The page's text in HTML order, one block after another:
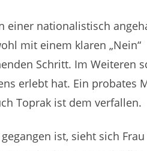
einer nationalistisch
mit einem klaren „Nein“
Schritt. Im Weiteren
erlebt hat. Ein probates
Toprak ist dem verfallen.
ist, sieht sich Frau